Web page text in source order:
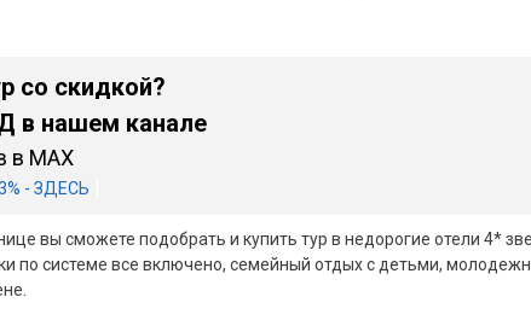
со скидкой?
в нашем канале
в MAX
- ЗДЕСЬ
вы сможете подобрать и купить тур в недорогие отели 4*
по системе все включено, семейный отдых с детьми,